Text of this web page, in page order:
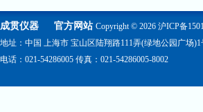
成贯仪器 官方网站 Copyright © 2026 沪ICP备
地址：中国 上海市 宝山区陆翔路111弄(绿地公园广场)1
电话：021-54286005 传真：021-54286005-8002